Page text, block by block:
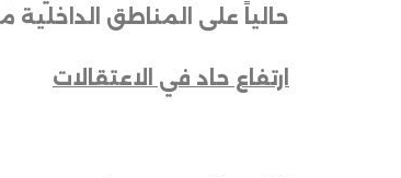
حالياً على المناطق الداخلية
ارتفاع حاد في الاعتقالات